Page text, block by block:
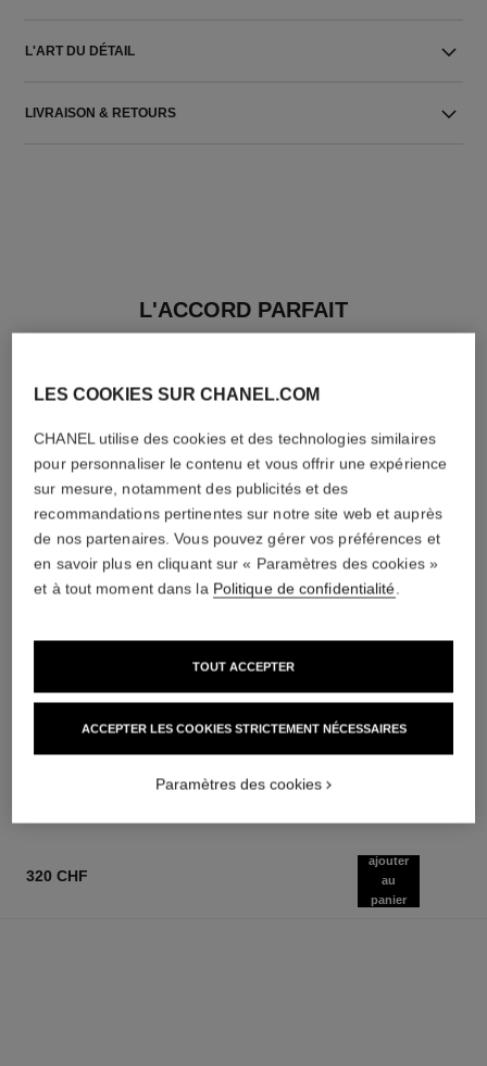
L'ART DU DÉTAIL
LIVRAISON & RETOURS
L'ACCORD PARFAIT
Parfum Cheveux
82 chf
Crème Corps Soyeuse
Réf. 116790
120 chf
320 CHF
ajouter
au
panier
LES COOKIES SUR CHANEL.COM
CHANEL utilise des cookies et des technologies similaires
pour personnaliser le contenu et vous offrir une expérience
sur mesure, notamment des publicités et des
recommandations pertinentes sur notre site web et auprès
de nos partenaires. Vous pouvez gérer vos préférences et
en savoir plus en cliquant sur « Paramètres des cookies »
et à tout moment dans la Politique de confidentialité.
ACCEPTER LES COOKIES STRICTEMENT NÉCESSAIRES
TOUT ACCEPTER
Paramètres des cookies